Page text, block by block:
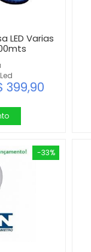
LED Varias
399,90
-33%